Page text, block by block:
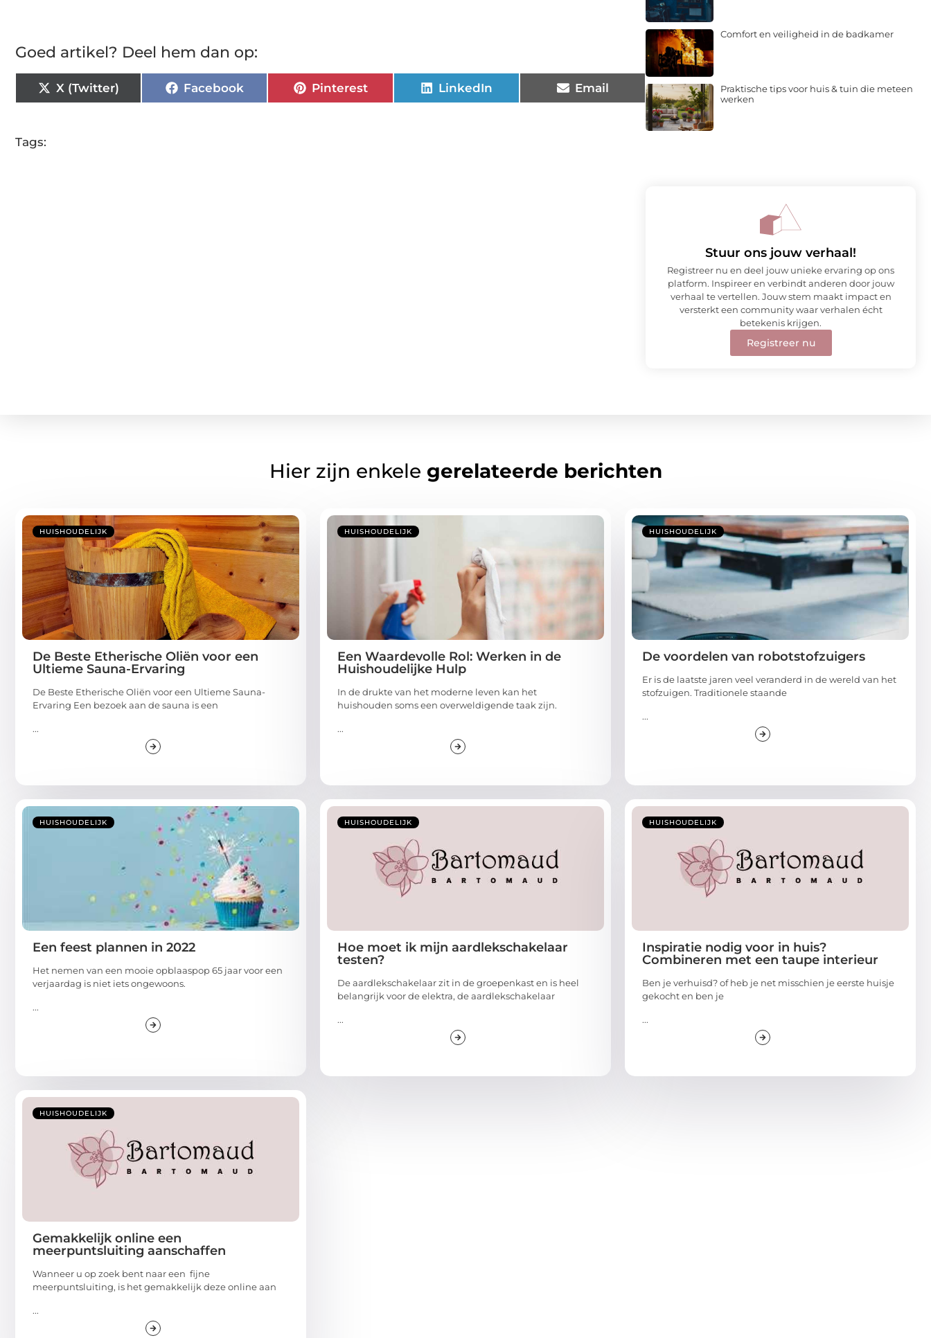
Goed artikel? Deel hem dan op:
X (Twitter) Facebook Pinterest LinkedIn Email
Tags:
Comfort en veiligheid in de badkamer
Praktische tips voor huis & tuin die meteen
werken
Stuur ons jouw verhaal!
Registreer nu en deel jouw unieke ervaring op ons
platform. Inspireer en verbindt anderen door jouw
verhaal te vertellen. Jouw stem maakt impact en
versterkt een community waar verhalen écht
betekenis krijgen.
Registreer nu
Hier zijn enkele gerelateerde berichten
HUISHOUDELIJK
De Beste Etherische Oliën voor een
Ultieme Sauna-Ervaring
De Beste Etherische Oliën voor een Ultieme Sauna-
Ervaring Een bezoek aan de sauna is een
...
HUISHOUDELIJK
Een Waardevolle Rol: Werken in de
Huishoudelijke Hulp
In de drukte van het moderne leven kan het
huishouden soms een overweldigende taak zijn.
...
HUISHOUDELIJK
De voordelen van robotstofzuigers
Er is de laatste jaren veel veranderd in de wereld van het
stofzuigen. Traditionele staande
...
HUISHOUDELIJK
Een feest plannen in 2022
Het nemen van een mooie opblaaspop 65 jaar voor een
verjaardag is niet iets ongewoons.
...
HUISHOUDELIJK
Hoe moet ik mijn aardlekschakelaar
testen?
De aardlekschakelaar zit in de groepenkast en is heel
belangrijk voor de elektra, de aardlekschakelaar
...
HUISHOUDELIJK
Inspiratie nodig voor in huis?
Combineren met een taupe interieur
Ben je verhuisd? of heb je net misschien je eerste huisje
gekocht en ben je
...
HUISHOUDELIJK
Gemakkelijk online een
meerpuntsluiting aanschaffen
Wanneer u op zoek bent naar een fijne
meerpuntsluiting, is het gemakkelijk deze online aan
...